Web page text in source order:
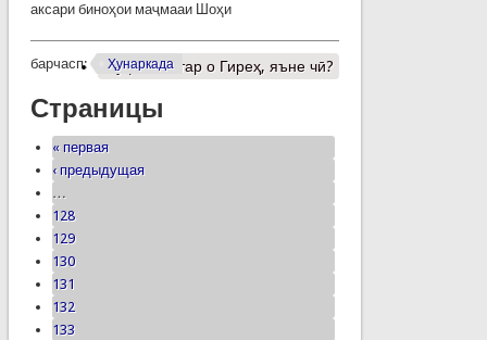
аксари биноҳои маҷмааи Шоҳи
барчасп: Ҳунаркада
Муфассалтар о Гиреҳ, яъне чӣ?
Страницы
« первая
‹ предыдущая
…
128
129
130
131
132
133